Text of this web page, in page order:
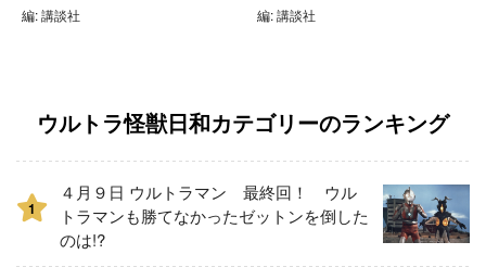
編: 講談社 編: 講談社
ウルトラ怪獣日和カテゴリーのランキング
1
４月９日 ウルトラマン 最終回！ ウル
トラマンも勝てなかったゼットンを倒した
のは!?